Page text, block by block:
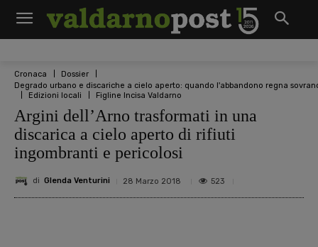
Cronaca
Dossier
Degrado urbano e discariche a cielo aperto: quando l'abbandono regna
Edizioni locali
Figline Incisa Valdarno
Argini dell’Arno trasformati in una
discarica a cielo aperto di rifiuti
ingombranti e pericolosi
di Glenda Venturini 28 Marzo 2018 523